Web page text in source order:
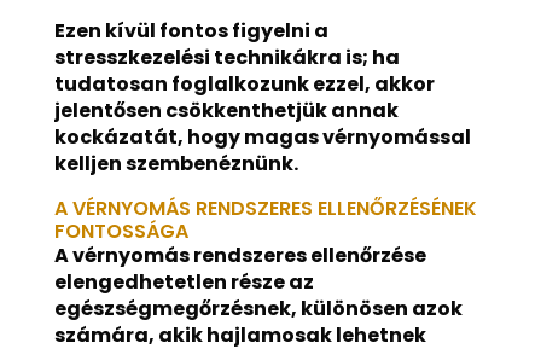
Ezen kívül fontos figyelni a
stresszkezelési technikákra is; ha
tudatosan foglalkozunk ezzel, akkor
jelentősen csökkenthetjük annak
kockázatát, hogy magas vérnyomással
kelljen szembenéznünk.
A VÉRNYOMÁS RENDSZERES ELLENŐRZÉSÉNEK
FONTOSSÁGA
A vérnyomás rendszeres ellenőrzése
elengedhetetlen része az
egészségmegőrzésnek, különösen azok
számára, akik hajlamosak lehetnek